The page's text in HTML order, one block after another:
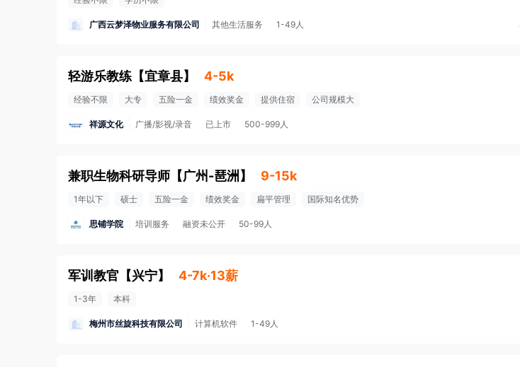
广西云梦泽物业服务有限公司 其他生活服务 1-49人
轻游乐教练 【宜章县】 4-5k
经验不限 大专 五险一金 绩效奖金 提供住宿 公司规模大
祥源文化 广播/影视/录音 已上市 500-999人
兼职生物科研导师 【广州-琶洲 】 9-15k
1年以下 硕士 五险一金 绩效奖金 扁平管理 国际知名优势
思铺学院 培训服务 融资未公开 50-99人
军训教官 【兴宁】 4-7k·13薪
1-3年 本科
梅州市丝旋科技有限公司 计算机软件 1-49人